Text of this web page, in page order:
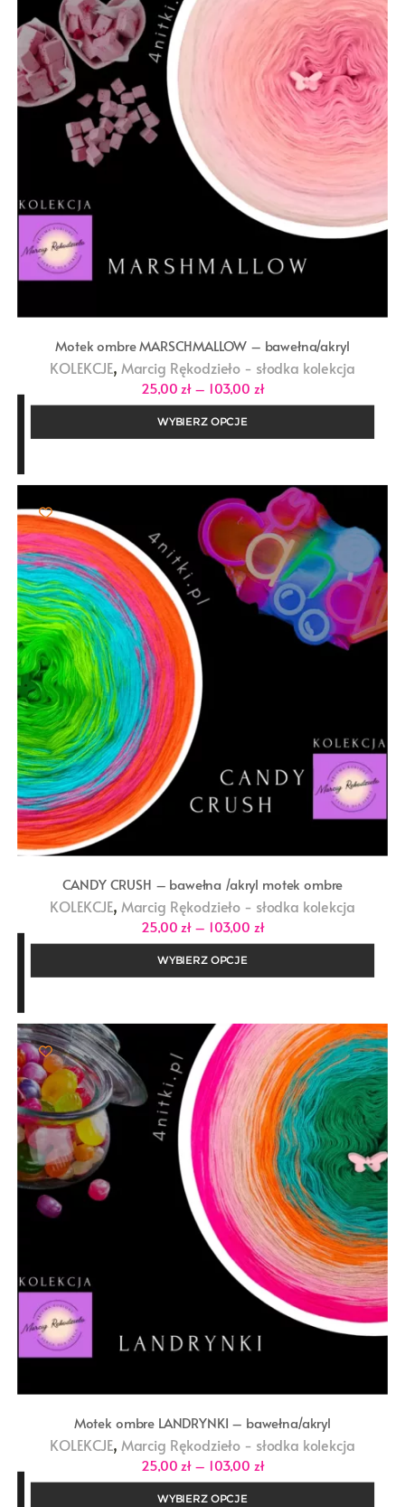
Motek ombre MARSCHMALLOW – bawełna/akryl
KOLEKCJE, Marcig Rękodzieło - słodka kolekcja
25,00 zł – 103,00 złZakres
cen:
do
WYBIERZ OPCJE
CANDY CRUSH – bawełna /akryl motek ombre
KOLEKCJE, Marcig Rękodzieło - słodka kolekcja
25,00 zł – 103,00 złZakres
cen:
do
WYBIERZ OPCJE
Motek ombre LANDRYNKI – bawełna/akryl
KOLEKCJE, Marcig Rękodzieło - słodka kolekcja
25,00 zł – 103,00 złZakres
cen:
WYBIERZ OPCJE